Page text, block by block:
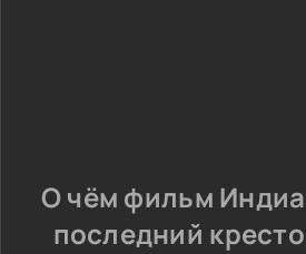
О чём фильм
последний